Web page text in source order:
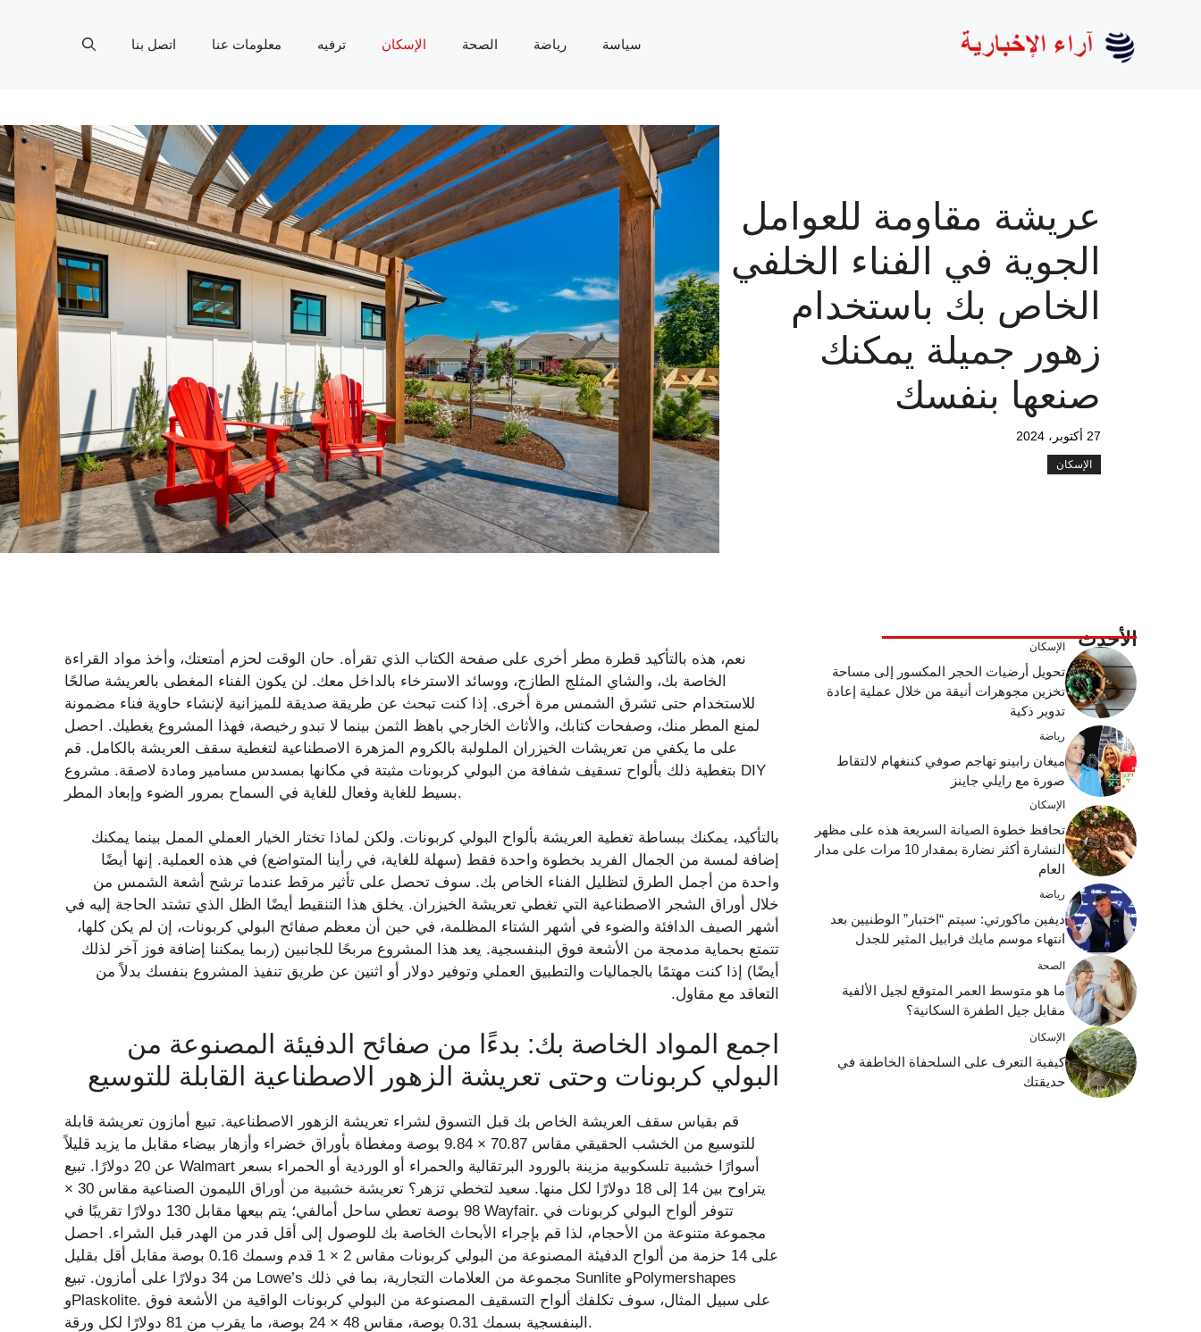
سياسة رياضة الصحة الإسكان ترفيه معلومات عنا اتصل بنا
عريشة مقاومة للعوامل
الجوية في الفناء الخلفي
الخاص بك باستخدام
زهور جميلة يمكنك
صنعها بنفسك
27 أكتوبر، 2024
الإسكان
نعم، هذه بالتأكيد قطرة مطر أخرى على صفحة الكتاب الذي تقرأه. حان الوقت لحزم أمتعتك، وأخذ مواد القراءة
الخاصة بك، والشاي المثلج الطازج، ووسائد الاسترخاء بالداخل معك. لن يكون الفناء المغطى بالعريشة صالحًا
للاستخدام حتى تشرق الشمس مرة أخرى. إذا كنت تبحث عن طريقة صديقة للميزانية لإنشاء حاوية فناء مضمونة
لمنع المطر منك، وصفحات كتابك، والأثاث الخارجي باهظ الثمن بينما لا تبدو رخيصة، فهذا المشروع يغطيك. احصل
على ما يكفي من تعريشات الخيزران الملولبة بالكروم المزهرة الاصطناعية لتغطية سقف العريشة بالكامل. قم
بتغطية ذلك بألواح تسقيف شفافة من البولي كربونات مثبتة في مكانها بمسدس مسامير ومادة لاصقة. مشروع DIY
بسيط للغاية وفعال للغاية في السماح بمرور الضوء وإبعاد المطر.
بالتأكيد، يمكنك ببساطة تغطية العريشة بألواح البولي كربونات. ولكن لماذا تختار الخيار العملي الممل بينما يمكنك
إضافة لمسة من الجمال الفريد بخطوة واحدة فقط (سهلة للغاية، في رأينا المتواضع) في هذه العملية. إنها أيضًا
واحدة من أجمل الطرق لتظليل الفناء الخاص بك. سوف تحصل على تأثير مرقط عندما ترشح أشعة الشمس من
خلال أوراق الشجر الاصطناعية التي تغطي تعريشة الخيزران. يخلق هذا التنقيط أيضًا الظل الذي تشتد الحاجة إليه في
أشهر الصيف الدافئة والضوء في أشهر الشتاء المظلمة، في حين أن معظم صفائح البولي كربونات، إن لم يكن كلها،
تتمتع بحماية مدمجة من الأشعة فوق البنفسجية. يعد هذا المشروع مربحًا للجانبين (ربما يمكننا إضافة فوز آخر لذلك
أيضًا) إذا كنت مهتمًا بالجماليات والتطبيق العملي وتوفير دولار أو اثنين عن طريق تنفيذ المشروع بنفسك بدلاً من
التعاقد مع مقاول.
اجمع المواد الخاصة بك: بدءًا من صفائح الدفيئة المصنوعة من
البولي كربونات وحتى تعريشة الزهور الاصطناعية القابلة للتوسيع
قم بقياس سقف العريشة الخاص بك قبل التسوق لشراء تعريشة الزهور الاصطناعية. تبيع أمازون تعريشة قابلة
للتوسيع من الخشب الحقيقي مقاس 70.87 × 9.84 بوصة ومغطاة بأوراق خضراء وأزهار بيضاء مقابل ما يزيد قليلاً
عن 20 دولارًا. تبيع Walmart أسوارًا خشبية تلسكوبية مزينة بالورود البرتقالية والحمراء أو الوردية أو الحمراء بسعر
يتراوح بين 14 إلى 18 دولارًا لكل منها. سعيد لتخطي تزهر؟ تعريشة خشبية من أوراق الليمون الصناعية مقاس 30 ×
98 بوصة تعطي ساحل أمالفي؛ يتم بيعها مقابل 130 دولارًا تقريبًا في Wayfair. تتوفر ألواح البولي كربونات في
مجموعة متنوعة من الأحجام، لذا قم بإجراء الأبحاث الخاصة بك للوصول إلى أقل قدر من الهدر قبل الشراء. احصل
على 14 حزمة من ألواح الدفيئة المصنوعة من البولي كربونات مقاس 2 × 1 قدم وسمك 0.16 بوصة مقابل أقل بقليل
من 34 دولارًا على أمازون. تبيع Lowe’s مجموعة من العلامات التجارية، بما في ذلك Sunlite وPolymershapes
وPlaskolite. على سبيل المثال، سوف تكلفك ألواح التسقيف المصنوعة من البولي كربونات الواقية من الأشعة فوق
البنفسجية بسمك 0.31 بوصة، مقاس 48 × 24 بوصة، ما يقرب من 81 دولارًا لكل ورقة.
الأحدث الإسكان
تحويل أرضيات الحجر المكسور إلى مساحة
تخزين مجوهرات أنيقة من خلال عملية إعادة
تدوير ذكية
رياضة
ميغان رابينو تهاجم صوفي كننغهام لالتقاط
صورة مع رايلي جاينز
الإسكان
تحافظ خطوة الصيانة السريعة هذه على مظهر
النشارة أكثر نضارة بمقدار 10 مرات على مدار
العام
رياضة
ديفين ماكورتي: سيتم “اختبار” الوطنيين بعد
انتهاء موسم مايك فرابيل المثير للجدل
الصحة
ما هو متوسط ​​العمر المتوقع لجيل الألفية
مقابل جيل الطفرة السكانية؟
الإسكان
كيفية التعرف على السلحفاة الخاطفة في
حديقتك